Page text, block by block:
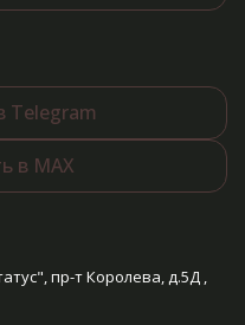
Telegram
в MAX
пр-т Королева, д.5Д ,